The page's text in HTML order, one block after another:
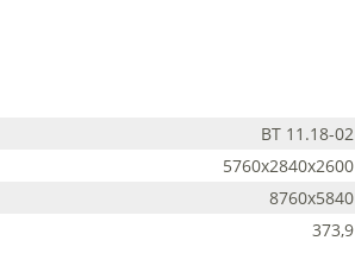
ВТ 11.18-02
5760х2840х2600
8760х5840
373,9